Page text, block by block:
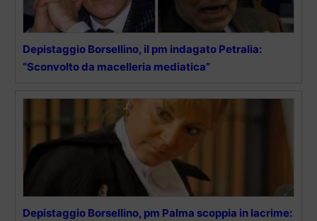
Depistaggio Borsellino, il pm indagato Petralia:
“Sconvolto da macelleria mediatica”
Depistaggio Borsellino, pm Palma scoppia in lacrime: